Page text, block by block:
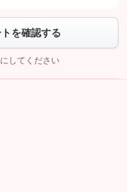
を確認する
してください